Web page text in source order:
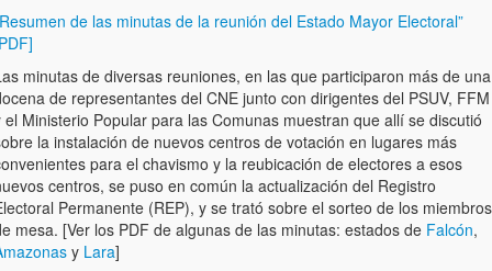
de las minutas de la reunión del Estado Mayor Electoral”
minutas de diversas reuniones, en las que participaron más de una
de representantes del CNE junto con dirigentes del PSUV, FFM
el Ministerio Popular para las Comunas muestran que allí se discutió
la instalación de nuevos centros de votación en lugares más
para el chavismo y la reubicación de electores a esos
centros, se puso en común la actualización del Registro
Permanente (REP), y se trató sobre el sorteo de los miembros
mesa. [Ver los PDF de algunas de las minutas: estados de Falcón,
y Lara]